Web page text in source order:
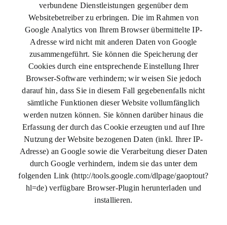
verbundene Dienstleistungen gegenüber dem
Websitebetreiber zu erbringen. Die im Rahmen von
Google Analytics von Ihrem Browser übermittelte IP-
Adresse wird nicht mit anderen Daten von Google
zusammengeführt. Sie können die Speicherung der
Cookies durch eine entsprechende Einstellung Ihrer
Browser-Software verhindern; wir weisen Sie jedoch
darauf hin, dass Sie in diesem Fall gegebenenfalls nicht
sämtliche Funktionen dieser Website vollumfänglich
werden nutzen können. Sie können darüber hinaus die
Erfassung der durch das Cookie erzeugten und auf Ihre
Nutzung der Website bezogenen Daten (inkl. Ihrer IP-
Adresse) an Google sowie die Verarbeitung dieser Daten
durch Google verhindern, indem sie das unter dem
folgenden Link (http://tools.google.com/dlpage/gaoptout?
hl=de) verfügbare Browser-Plugin herunterladen und
installieren.